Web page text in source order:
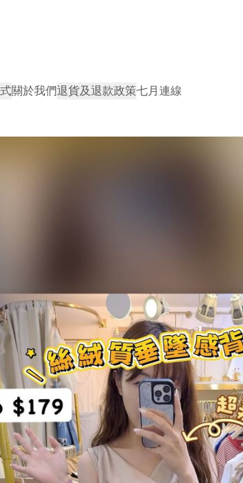
關於我們退貨及退款政策七月連線